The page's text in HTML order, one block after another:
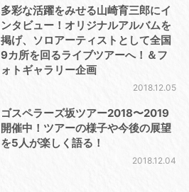
多彩な活躍をみせる山崎育三郎にイ
ンタビュー！オリジナルアルバムを
掲げ、ソロアーティストとして全国
9カ所を回るライブツアーへ！＆フ
ォトギャラリー企画
2018.12.05
ゴスペラーズ坂ツアー2018〜2019
開催中！ツアーの様子や今後の展望
を5人が楽しく語る！
2018.12.04